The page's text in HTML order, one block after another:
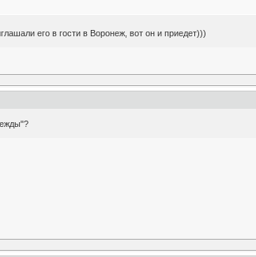
его в гости в Воронеж, вот он и приедет)))